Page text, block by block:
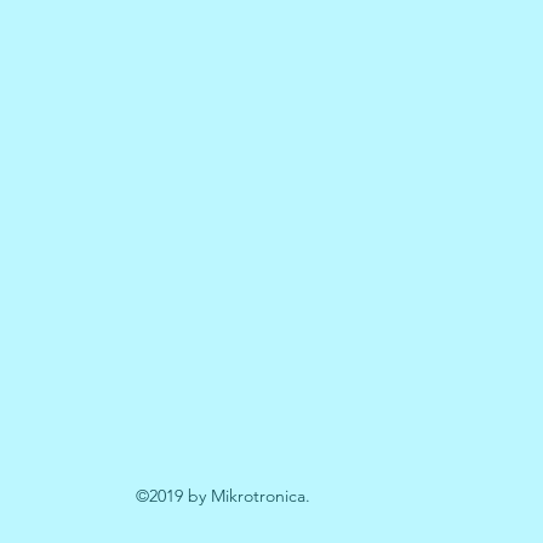
©2019 by Mikrotronica.